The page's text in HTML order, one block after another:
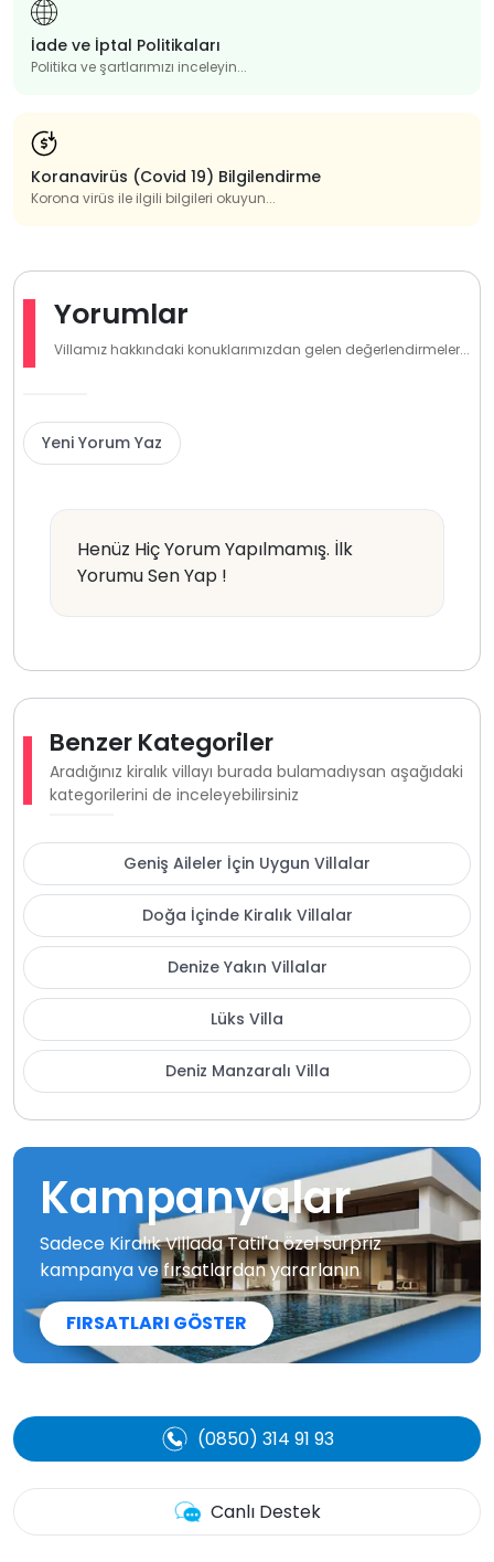
İade ve İptal Politikaları
Politika ve şartlarımızı inceleyin...
Koranavirüs (Covid 19) Bilgilendirme
Korona virüs ile ilgili bilgileri okuyun...
Yorumlar
Villamız hakkındaki konuklarımızdan gelen değerlendirmeler...
Yeni Yorum Yaz
Henüz Hiç Yorum Yapılmamış. İlk
Yorumu Sen Yap !
Benzer Kategoriler
Aradığınız kiralık villayı burada bulamadıysan aşağıdaki
kategorilerini de inceleyebilirsiniz
Geniş Aileler İçin Uygun Villalar
Doğa İçinde Kiralık Villalar
Denize Yakın Villalar
Lüks Villa
Deniz Manzaralı Villa
Kampanyalar
Sadece Kiralık Villada Tatil'a özel sürpriz
kampanya ve fırsatlardan yararlanın
FIRSATLARI GÖSTER
(0850) 314 91 93
Canlı Destek